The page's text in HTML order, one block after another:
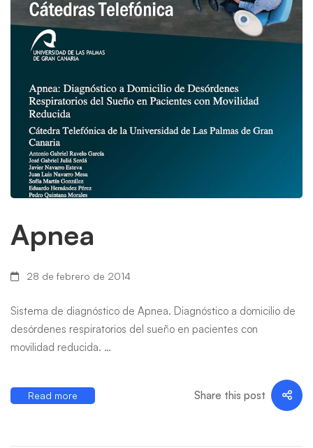
Apnea
28 de febrero de 2014
Sistema de diagnóstico de Apnea. Diagnóstico a domicilio de
desórdenes respiratorios del sueño en pacientes con
movilidad reducida. …
Read more Share this post